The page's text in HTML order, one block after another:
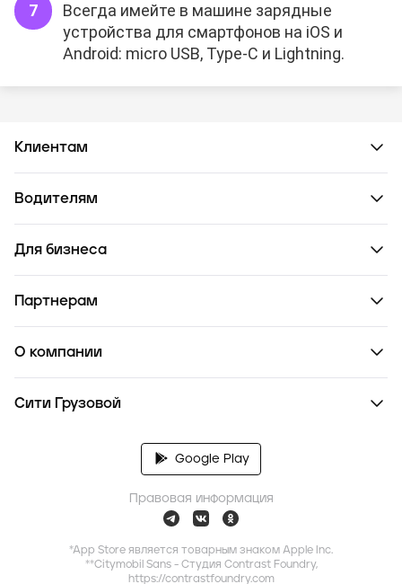
Всегда имейте в машине зарядные
устройства для смартфонов на iOS и
Android: micro USB, Type-C и Lightning.
Клиентам
Водителям
Для бизнеса
Партнерам
О компании
Сити Грузовой
Google Play
Правовая информация
*App Store является товарным знаком Apple Inc.
**Citymobil Sans - Студия Contrast Foundry,
https://contrastfoundry.com